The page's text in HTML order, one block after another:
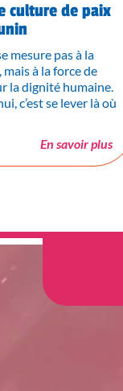
culture de paix
mesure pas à la
à la force de
la dignité humaine.
c’est se lever là où
En savoir plus